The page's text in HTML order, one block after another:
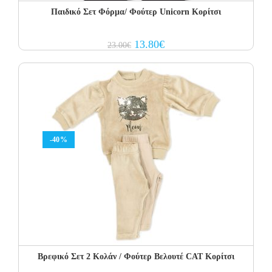
Παιδικό Σετ Φόρμα/ Φούτερ Unicorn Κορίτσι
23.00€ Original
price
23.00€.
13.80€Current
price
-40%
Βρεφικό Σετ 2 Κολάν / Φούτερ Βελουτέ CAT Κορίτσι